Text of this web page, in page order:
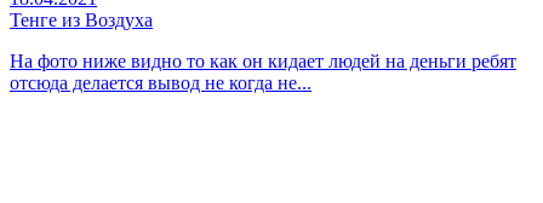
Тенге из Воздуха
На фото ниже видно то как он кидает людей на деньги ребят
отсюда делается вывод не когда не...